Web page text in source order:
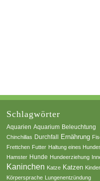
Schlagwörter
Aquarien Aquarium Beleuchtung
Chinchillas Durchfall Ernährung
Frettchen Futter Haltung eines
Hamster Hunde Hundeerziehung
Kaninchen Katze Katzen
Körpersprache Lungenentzündung